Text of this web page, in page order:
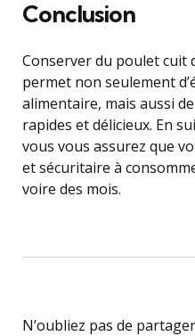
Conclusion
Conserver du poulet cuit
permet non seulement
alimentaire, mais aussi
rapides et délicieux. En
vous vous assurez que
et sécuritaire à
voire des mois.
N’oubliez pas de